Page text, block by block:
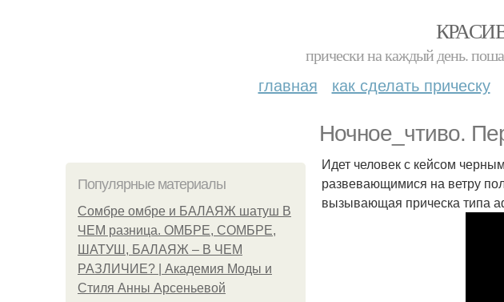
прически на каждый день.
главная как сделать прическу
Ночное_чтиво.
Популярные материалы
Сомбре омбре и БАЛАЯЖ шатуш В
ЧЕМ разница. ОМБРЕ, СОМБРЕ,
ШАТУШ, БАЛАЯЖ – В ЧЕМ
РАЗЛИЧИЕ? | Академия Моды и
Стиля Анны Арсеньевой
Идет человек с кейсом
развевающимися на ветру
вызывающая прическа типа